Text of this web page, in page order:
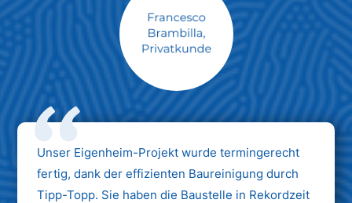
Max Mustermann
Unternehmen AG
Unser Eigenheim-Projekt wurde termingerecht
fertig, dank der effizienten Baureinigung durch
Tipp-Topp. Sie haben die Baustelle in Rekordzeit